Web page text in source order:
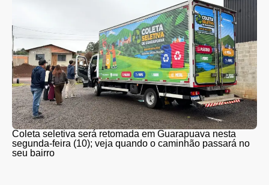
Coleta seletiva será retomada em Guarapuava nesta
segunda-feira (10); veja quando o caminhão passará no
seu bairro